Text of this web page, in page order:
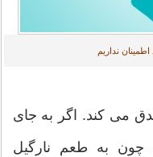
نداریم
می کند. اگر به جای
چون به طعم نارگیل